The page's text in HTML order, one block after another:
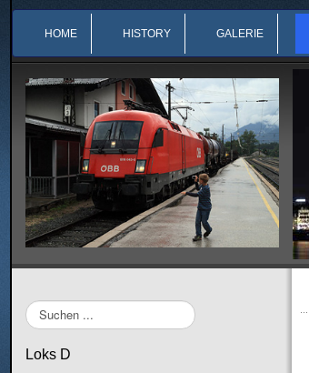
HOME HISTORY GALERIE
Suchen
...
Loks D